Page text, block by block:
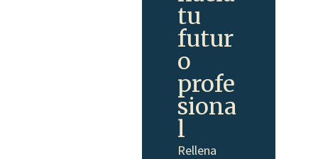
tu
futur
o
profe
siona
l
Rellena